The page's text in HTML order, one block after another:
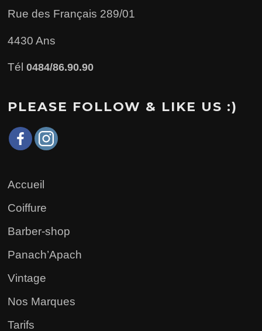
Rue des Français 289/01
4430 Ans
Tél0484/86.90.90
PLEASE FOLLOW & LIKE US :)
Accueil
Coiffure
Barber-shop
Panach’Apach
Vintage
Nos Marques
Tarifs